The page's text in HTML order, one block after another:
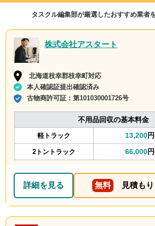
タスクル編集部が厳選したおすすめ業者
株式会社アスタート
北海道枝幸郡枝幸町対応
本人確認証提出確認済み
古物商許可証：第101030001726号
不用品回収の基本料金
軽トラック 13,200
2トントラック 66,000
詳細を見る 無料 見積もり